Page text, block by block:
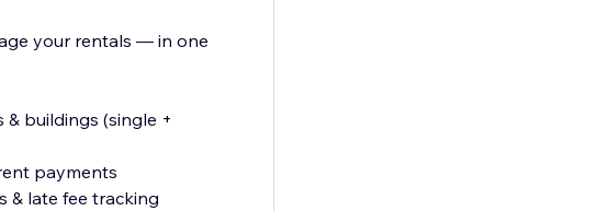
your rentals — in one
buildings (single +
payments
& late fee tracking